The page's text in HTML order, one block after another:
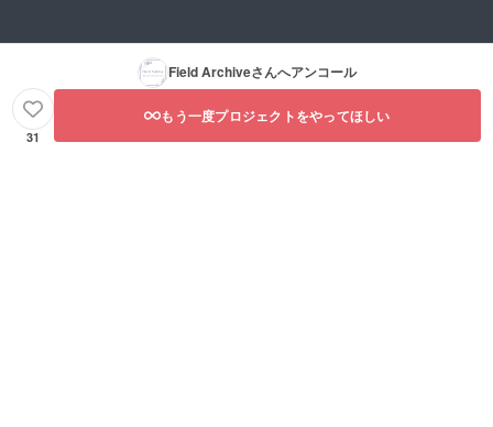
Field Archiveさんへアンコール
31
もう一度プロジェクトをやってほしい